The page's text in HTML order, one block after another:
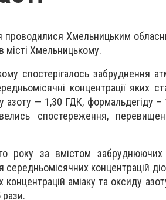
проводилися Хмельницьким
місті Хмельницькому.
спостерігалось забруднення
концентрації яких
азоту — 1,30 ГДК, формальдегіду
спостереження,
року за вмістом
концентрацій
аміаку та оксиду